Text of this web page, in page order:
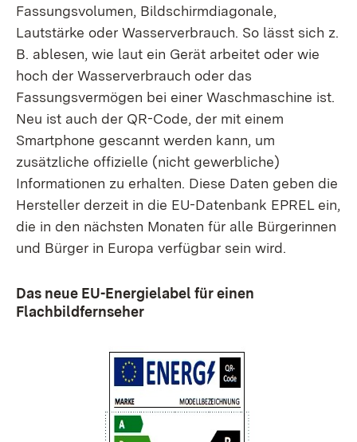
Fassungsvolumen, Bildschirmdiagonale,
Lautstärke oder Wasserverbrauch. So lässt sich z.
B. ablesen, wie laut ein Gerät arbeitet oder wie
hoch der Wasserverbrauch oder das
Fassungsvermögen bei einer Waschmaschine ist.
Neu ist auch der QR-Code, der mit einem
Smartphone gescannt werden kann, um
zusätzliche offizielle (nicht gewerbliche)
Informationen zu erhalten. Diese Daten geben die
Hersteller derzeit in die EU-Datenbank EPREL ein,
die in den nächsten Monaten für alle Bürgerinnen
und Bürger in Europa verfügbar sein wird.
Das neue EU-Energielabel für einen
Flachbildfernseher